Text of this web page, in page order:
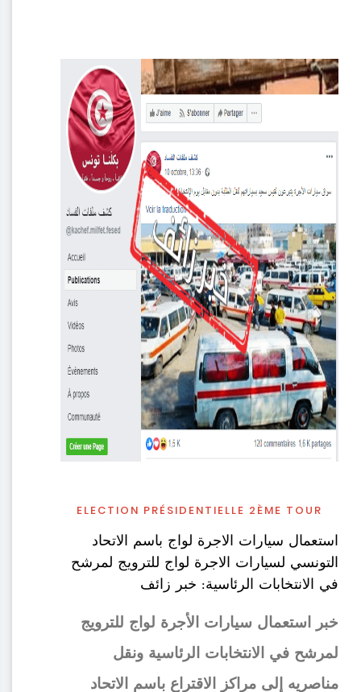
ELECTION PRÉSIDENTIELLE 2ÈME TOUR
استعمال سيارات الاجرة لواج باسم الاتحاد
التونسي لسيارات الاجرة لواج للترويج لمرشح
في الانتخابات الرئاسية: خبر زائف
خبر استعمال سيارات الأجرة لواج للترويج
لمرشح في الانتخابات الرئاسية ونقل
مناصريه إلى مراكز الاقتراع باسم الاتحاد